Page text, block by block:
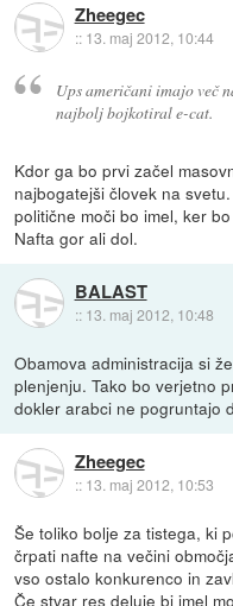
Zheegec
:: 13. maj 2012, 10:44
Ups američani imajo več
najbolj bojkotiral e-cat.
Kdor ga bo prvi začel
najbogatejši človek na
politične moči bo imel, ker
Nafta gor ali dol.
BALAST
:: 13. maj 2012, 10:48
Obamova administracija si
plenjenju. Tako bo verjetno
dokler arabci ne pogruntajo
Zheegec
:: 13. maj 2012, 10:53
Še toliko bolje za tistega, ki
črpati nafte na večini
vso ostalo konkurenco in
Če stvar res deluje bi imel